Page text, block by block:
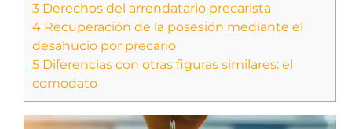
3 Derechos del arrendatario precarista
4 Recuperación de la posesión mediante el
desahucio por precario
5 Diferencias con otras figuras similares: el
comodato